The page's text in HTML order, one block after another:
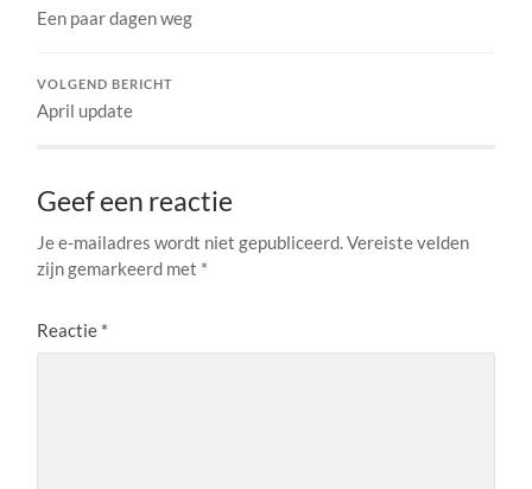
Een paar dagen weg
VOLGEND BERICHT
April update
Geef een reactie
Je e-mailadres wordt niet gepubliceerd. Vereiste velden
zijn gemarkeerd met *
Reactie *